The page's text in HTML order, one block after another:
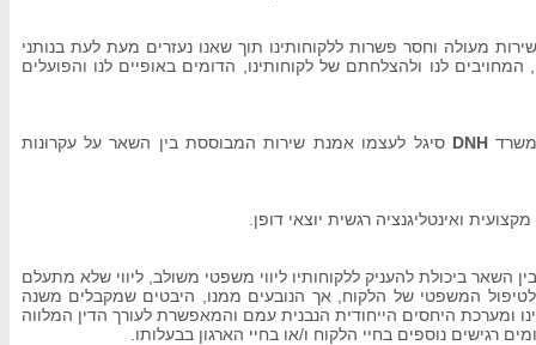
מעולה וחסר פשרות ללקוחותינו תוך שאנו נעזרים מעת לעת בנותני
לנו ולהצלחתם של לקוחותינו, הדומים באופיים לנו והפועלים
משרדDNH סיגל לעצמו אמנת שירות המבוססת בין השאר על עקרונות
ואינטליגנציה רגשית יוצאי דופן.
השאר ביכולת להעניק ללקוחותיו ליווי משפטי משולב, ליווי שלא מתעלם
המשפטי של הלקוח, אך הנובעים ממנו, היבטים שמקבלים משנה
ומערכת היחסים הייחודית הנבנית עמם והמאפשרת לעורך הדין המלווה
נוספים בחיי הלקוח ו/או בחיי הארגון בבעלותו.